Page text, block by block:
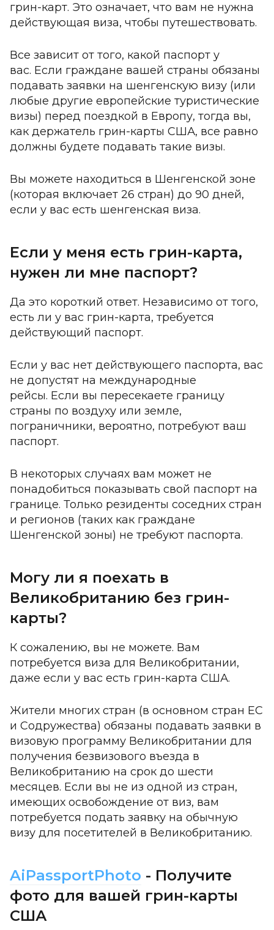
грин-карт. Это означает, что вам не нужна
действующая виза, чтобы путешествовать.
Все зависит от того, какой паспорт у
вас. Если граждане вашей страны обязаны
подавать заявки на шенгенскую визу (или
любые другие европейские туристические
визы) перед поездкой в Европу, тогда вы,
как держатель грин-карты США, все равно
должны будете подавать такие визы.
Вы можете находиться в Шенгенской зоне
(которая включает 26 стран) до 90 дней,
если у вас есть шенгенская виза.
Если у меня есть грин-карта,
нужен ли мне паспорт?
Да это короткий ответ. Независимо от того,
есть ли у вас грин-карта, требуется
действующий паспорт.
Если у вас нет действующего паспорта, вас
не допустят на международные
рейсы. Если вы пересекаете границу
страны по воздуху или земле,
пограничники, вероятно, потребуют ваш
паспорт.
В некоторых случаях вам может не
понадобиться показывать свой паспорт на
границе. Только резиденты соседних стран
и регионов (таких как граждане
Шенгенской зоны) не требуют паспорта.
Могу ли я поехать в
Великобританию без грин-
карты?
К сожалению, вы не можете. Вам
потребуется виза для Великобритании,
даже если у вас есть грин-карта США.
Жители многих стран (в основном стран ЕС
и Содружества) обязаны подавать заявки в
визовую программу Великобритании для
получения безвизового въезда в
Великобританию на срок до шести
месяцев. Если вы не из одной из стран,
имеющих освобождение от виз, вам
потребуется подать заявку на обычную
визу для посетителей в Великобританию.
AiPassportPhoto - Получите
фото для вашей грин-карты
США